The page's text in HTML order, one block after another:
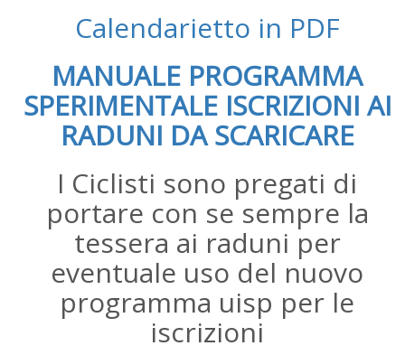
Calendarietto in PDF
MANUALE PROGRAMMA
SPERIMENTALE ISCRIZIONI AI
RADUNI DA SCARICARE
I Ciclisti sono pregati di
portare con se sempre la
tessera ai raduni per
eventuale uso del nuovo
programma uisp per le
iscrizioni